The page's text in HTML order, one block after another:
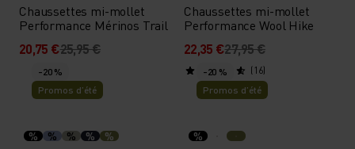
Chaussettes mi-mollet
Performance Mérinos Trail
20,75 €25,95 €
Chaussettes mi-mollet
Performance Wool Hike
22,35 €27,95 €
(16)
-20 %
Promos d’été
% % % % %
-20 %
Promos d’été
%